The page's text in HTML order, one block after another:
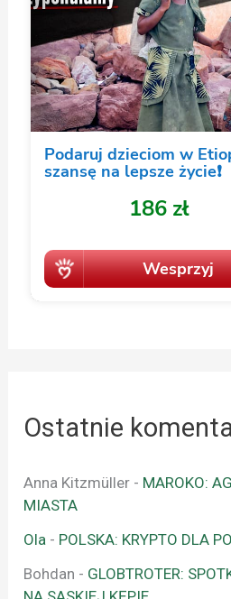
Ostatnie
Anna Kitzmüller - MAROKO:
MIASTA
Ola - POLSKA: KRYPTO DLA
Bohdan - GLOBTROTER: